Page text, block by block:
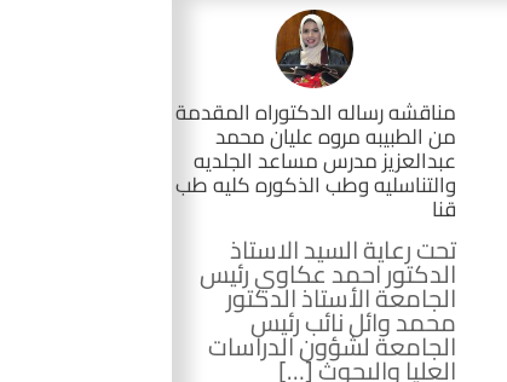
مناقشه رساله الدكتوراه المقدمة
من الطبيبه مروه عليان محمد
عبدالعزيز مدرس مساعد الجلديه
والتناسليه وطب الذكوره كليه طب
قنا
تحت رعاية السيد الاستاذ
الدكتور احمد عكاوي رئيس
الجامعة الأستاذ الدكتور
محمد وائل نائب رئيس
الجامعة لشؤون الدراسات
العليا والبحوث […]